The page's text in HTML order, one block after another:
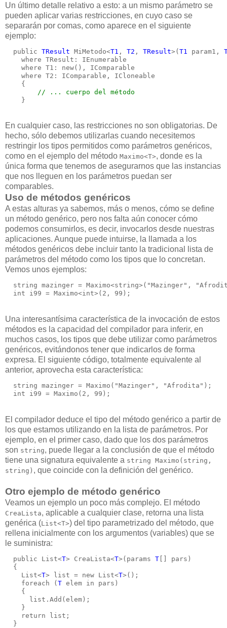
Un último detalle relativo a esto: a un mismo parámetro se
pueden aplicar varias restricciones, en cuyo caso se
separarán por comas, como aparece en el siguiente
ejemplo:
  public
TResult MiMetodo<T1 , T2 , TResult>(T1 param1,
    where TResult: IEnumerable
    where T1: new(), IComparable
    where T2: IComparable, ICloneable
    {
// ... cuerpo del método
    }
En cualquier caso, las restricciones no son obligatorias. De
hecho, sólo debemos utilizarlas cuando necesitemos
restringir los tipos permitidos como parámetros genéricos,
como en el ejemplo del método Maximo<T>, donde es la
única forma que tenemos de asegurarnos que las instancias
que nos lleguen en los parámetros puedan ser
comparables.
Uso de métodos genéricos
A estas alturas ya sabemos, más o menos, cómo se define
un método genérico, pero nos falta aún conocer cómo
podemos consumirlos, es decir, invocarlos desde nuestras
aplicaciones. Aunque puede intuirse, la llamada a los
métodos genéricos debe incluir tanto la tradicional lista de
parámetros del método como los tipos que lo concretan.
Vemos unos ejemplos:
string mazinger = Maximo<string>("Mazinger",
  int i99 = Maximo<int>(2, 99);
Una interesantísima característica de la invocación de estos
métodos es la capacidad del compilador para inferir, en
muchos casos, los tipos que debe utilizar como parámetros
genéricos, evitándonos tener que indicarlos de forma
expresa. El siguiente código, totalmente equivalente al
anterior, aprovecha esta característica:
  string mazinger = Maximo("Mazinger", "Afrodita");
  int i99 = Maximo(2, 99);
El compilador deduce el tipo del método genérico a partir de
los que estamos utilizando en la lista de parámetros. Por
ejemplo, en el primer caso, dado que los dos parámetros
son string, puede llegar a la conclusión de que el método
tiene una signatura equivalente a string Maximo(string,
string) , que coincide con la definición del genérico.
Otro ejemplo de método genérico
Veamos un ejemplo un poco más complejo. El método
CreaLista, aplicable a cualquier clase, retorna una lista
genérica (List<T>) del tipo parametrizado del método, que
rellena inicialmente con los argumentos (variables) que se
le suministra:
  public List<
T> CreaLista<T>(params T [] pars)
  {
    List<
T> list = new List<T>();
    foreach (
T elem in pars)
    {
      list.Add(elem);
    }
    return list;
  }